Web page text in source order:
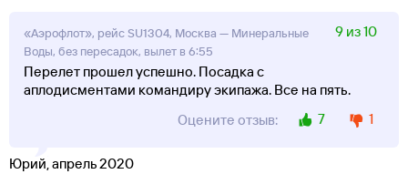
«Аэрофлот», рейс SU1304, Москва — Минеральные
Воды, без пересадок, вылет в 6:55
9 из 10
Перелет прошел успешно. Посадка с
аплодисментами командиру экипажа. Все на пять.
Оцените отзыв:
7 1
Юрий, апрель 2020